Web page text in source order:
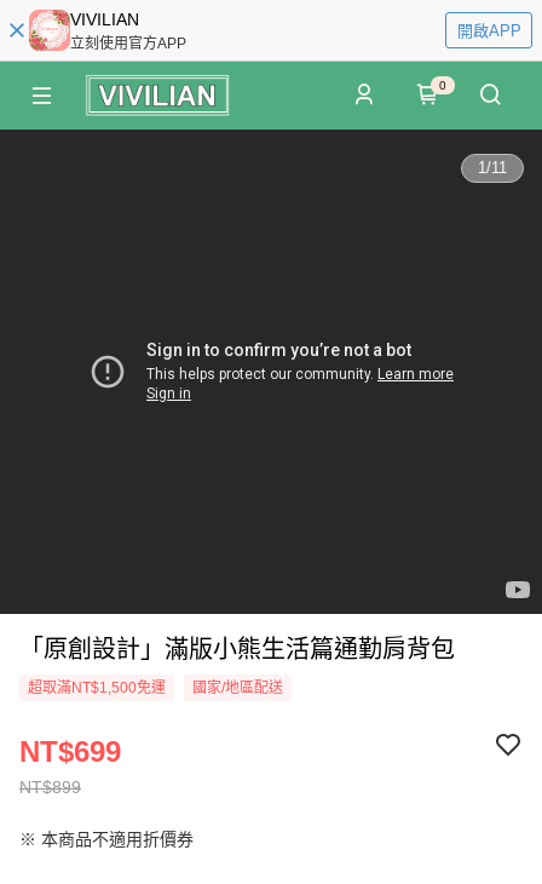
VIVILIAN
立刻使用官方APP
開啟APP
0
1/11
「原創設計」滿版小熊生活篇通勤肩背包
超取滿NT$1,500免運 國家/地區配送
NT$899
NT$699
※ 本商品不適用折價券